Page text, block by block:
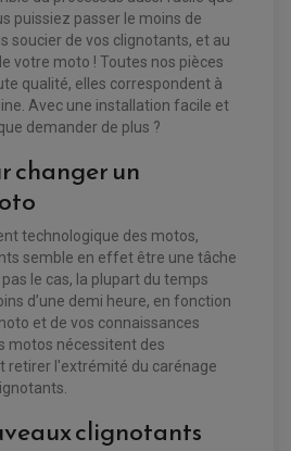
FREINAGE
MOTO
DE FREIN
CYLINDRE
D'ENTRETIEN
CARÉNAGE
MOTO
SCOOTER
QUAD / SSV
D'ENTRETIEN QUAD
QUAD
QUAD ET SSV
SSV
ET SSV
VOIES QUAD
MOTO CROSS ET
DE FREIN
CYLINDRE
DE FREIN
CROSS ET ENDURO
AVANT
ARRIÈRE
DE DIRECTION
puissiez passer le moins de
soucier de vos clignotants, et au
votre moto ! Toutes nos pièces
qualité, elles correspondent à
Avec une installation facile et
demander de plus ?
changer un
technologique des motos,
semble en effet être une tâche
pas le cas, la plupart du temps
d’une demi heure, en fonction
et de vos connaissances
motos nécessitent des
retirer l'extrémité du carénage
clignotants